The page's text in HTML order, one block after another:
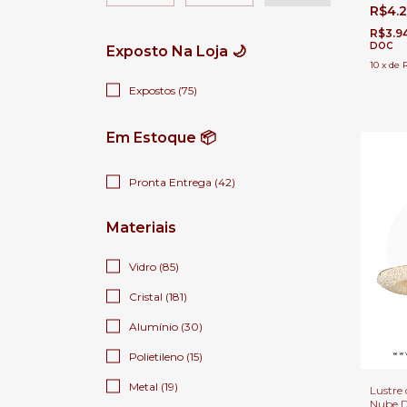
Exposto Na Loja 🌙
Expostos (75)
Em Estoque 📦
Pronta Entrega (42)
Materiais
Vidro (85)
Cristal (181)
Alumínio (30)
Polietileno (15)
Metal (19)
Alto
DOC
10 x de
Lustre
Nube